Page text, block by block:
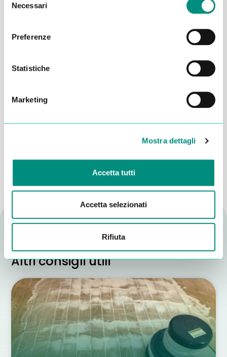
delNecessari
Preferenze
Statistiche
Marketing
Mostra dettagli
Accetta tutti
Accetta selezionati
Rifiuta
Dichiaro di aver letto la
e acconsento al
Altri consigli utili